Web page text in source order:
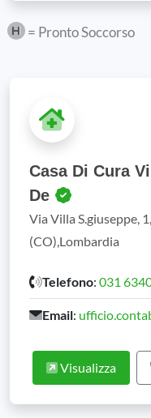
= Pronto Soccorso
Casa Di Cura
De
Via Villa S.giuseppe,
(CO),Lombardia
Telefono: 031
Email:
Visualizza